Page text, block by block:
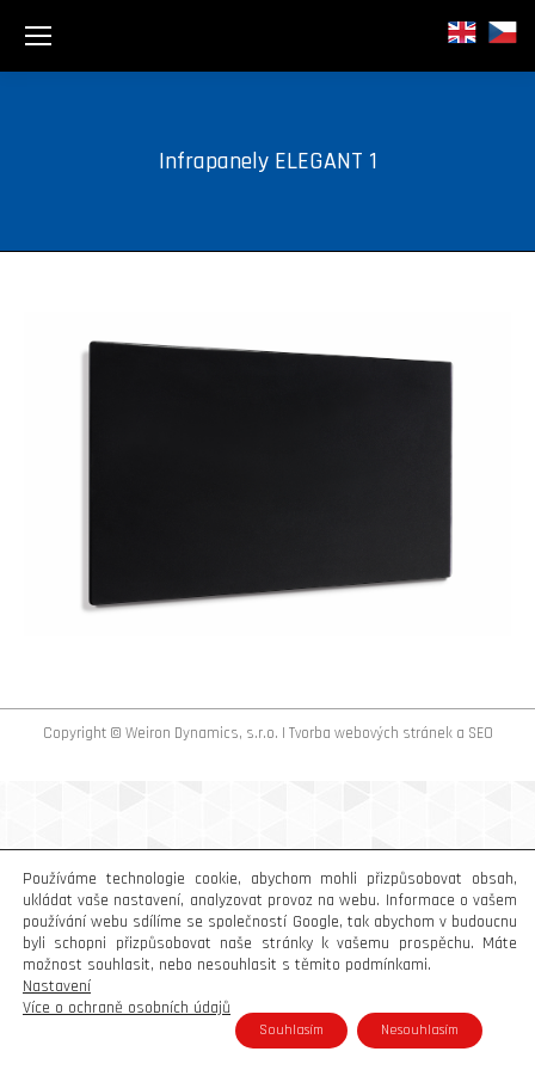
Infrapanely ELEGANT 1
Copyright © Weiron Dynamics, s.r.o. | Tvorba webových stráneka SEO
Používáme technologie cookie, abychom mohli přizpůsobovat obsah,
ukládat vaše nastavení, analyzovat provoz na webu. Informace o vašem
používání webu sdílíme se společností Google, tak abychom v budoucnu
byli schopni přizpůsobovat naše stránky k vašemu prospěchu. Máte
možnost souhlasit, nebo nesouhlasit s těmito podmínkami.
Nastavení
Více o ochraně osobních údajů
Souhlasím Nesouhlasím